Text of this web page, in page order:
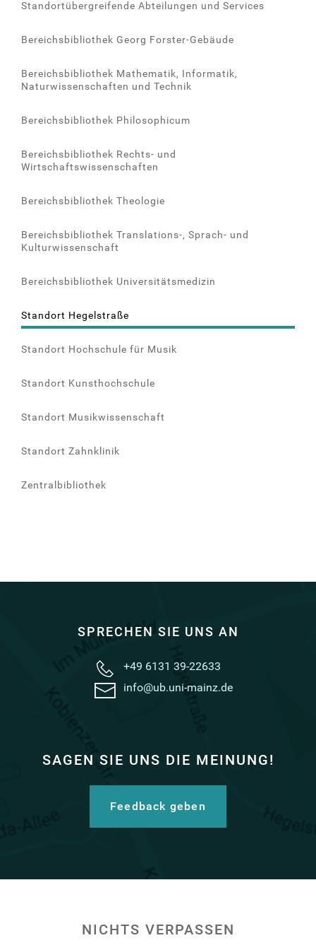
Standortübergreifende Abteilungen und Services
Bereichsbibliothek Georg Forster-Gebäude
Bereichsbibliothek Mathematik, Informatik,
Naturwissenschaften und Technik
Bereichsbibliothek Philosophicum
Bereichsbibliothek Rechts- und
Wirtschaftswissenschaften
Bereichsbibliothek Theologie
Bereichsbibliothek Translations-, Sprach- und
Kulturwissenschaft
Bereichsbibliothek Universitätsmedizin
Standort Hegelstraße
Standort Hochschule für Musik
Standort Kunsthochschule
Standort Musikwissenschaft
Standort Zahnklinik
Zentralbibliothek
SPRECHEN SIE UNS AN
+49 6131 39-22633
info@ub.uni-mainz.de
SAGEN SIE UNS DIE MEINUNG!
Feedback geben
NICHTS VERPASSEN